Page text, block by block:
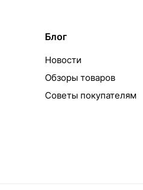
Блог
Новости
Обзоры товаров
Советы покупателям